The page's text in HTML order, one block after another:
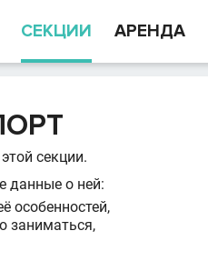
СЕКЦИИ АРЕНДА
секции.
данные о ней:
особенностей,
заниматься,